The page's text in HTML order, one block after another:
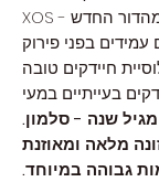
* מכיל סיבים תזונתיים מהדור החדש - XOS
עמידים בפני פירוק
חיידקים טובה
בעייתיים במעי
שנה - סלמון.
מלאה ומאוזנת
גבוהה במיוחד.